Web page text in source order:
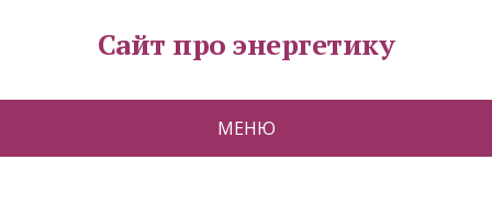
Сайт про энергетику
МЕНЮ